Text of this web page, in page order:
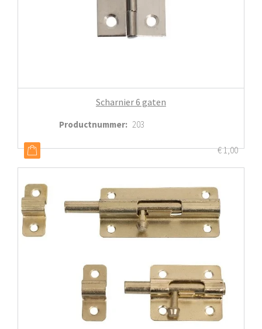
Scharnier 6 gaten
Productnummer: 203
€1,00